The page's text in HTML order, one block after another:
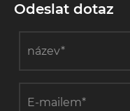
Odeslat dotaz